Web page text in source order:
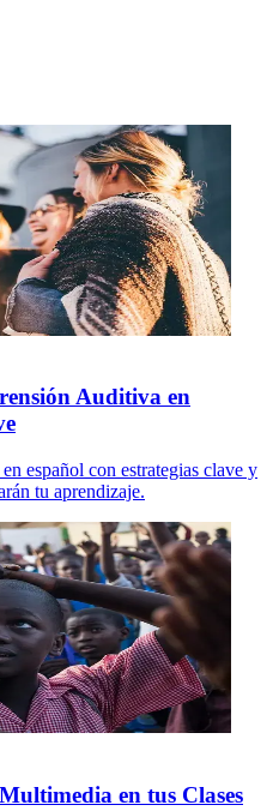
Auditiva en
español con estrategias clave y
tu aprendizaje.
en tus Clases